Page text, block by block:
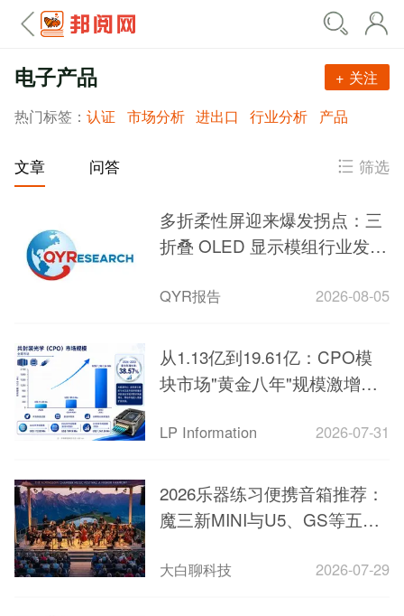
电子产品
+ 关注
热门标签：认证 市场分析 进出口 行业分析 产品
文章 问答 筛选
多折柔性屏迎来爆发拐点：三
折叠 OLED 显示模组行业发展
QYR报告 2026-08-05
从1.13亿到19.61亿：CPO模
块市场"黄金八年"规模激增超
LP Information 2026-07-31
2026乐器练习便携音箱推荐：
魔三新MINI与U5、GS等五款
大白聊科技 2026-07-29